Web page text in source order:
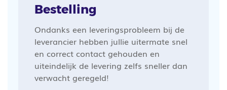
Bestelling
Ondanks een leveringsprobleem bij de
leverancier hebben jullie uitermate snel
en correct contact gehouden en
uiteindelijk de levering zelfs sneller dan
verwacht geregeld!